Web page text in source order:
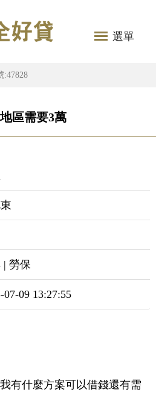
選單
:47828
區需要3萬
| 勞保
07-09 13:27:55
有什麼方案可以借錢還有需